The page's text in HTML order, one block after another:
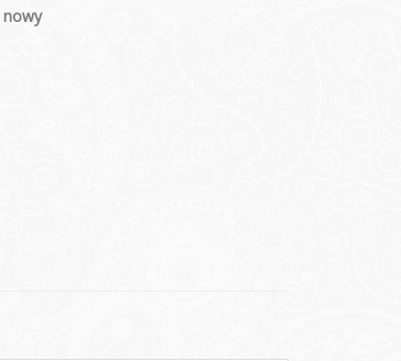
nowy